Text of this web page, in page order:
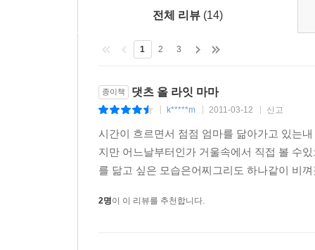
전체 리뷰 (14)
1 2 3
종이책 댓츠 올 라잇 마마
k*****m 2011-03-12 신고
시간이 흐르면서 점점 엄마를 닮아가고 있는
지만 어느날부터인가 거울속에서 직접 볼 수
를 닮고 싶은 모습은어찌그리도 하나같이 비
2명이 이 리뷰를 추천합니다.